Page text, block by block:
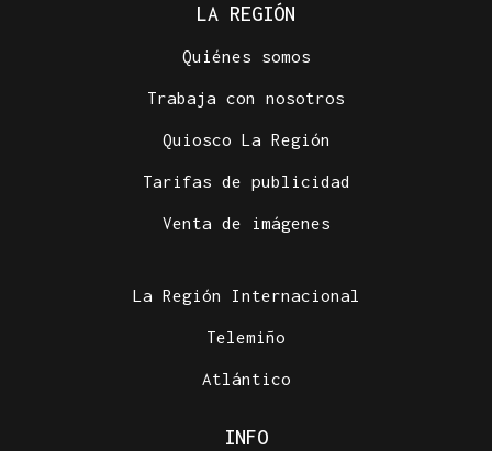
LA REGIÓN
Quiénes somos
Trabaja con nosotros
Quiosco La Región
Tarifas de publicidad
Venta de imágenes
La Región Internacional
Telemiño
Atlántico
INFO